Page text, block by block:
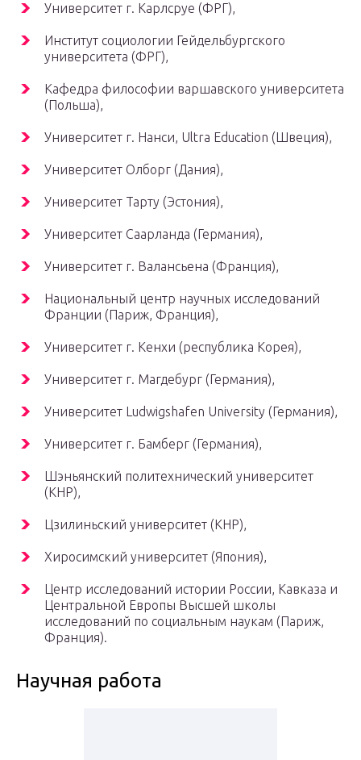
Университет г. Карлсруе (ФРГ),
Институт социологии Гейдельбургского
университета (ФРГ),
Кафедра философии варшавского университета
(Польша),
Университет г. Нанси, Ultra Education (Швеция),
Университет Олборг (Дания),
Университет Тарту (Эстония),
Университет Саарланда (Германия),
Университет г. Валансьена (Франция),
Национальный центр научных исследований
Франции (Париж, Франция),
Университет г. Кенхи (республика Корея),
Университет г. Магдебург (Германия),
Университет Ludwigshafen University (Германия),
Университет г. Бамберг (Германия),
Шэньянский политехнический университет
(КНР),
Цзилиньский университет (КНР),
Хиросимский университет (Япония),
Центр исследований истории России, Кавказа и
Центральной Европы Высшей школы
исследований по социальным наукам (Париж,
Франция).
Научная работа